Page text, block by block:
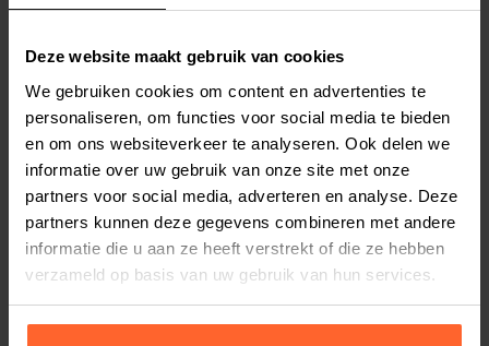
Deze website maakt gebruik van cookies
We gebruiken cookies om content en advertenties te
personaliseren, om functies voor social media te bieden
en om ons websiteverkeer te analyseren. Ook delen we
informatie over uw gebruik van onze site met onze
partners voor social media, adverteren en analyse. Deze
partners kunnen deze gegevens combineren met andere
informatie die u aan ze heeft verstrekt of die ze hebben
verzameld op basis van uw gebruik van hun services.
waardoor uw grote vriend zich niet snel zal
toevoeging eend. Dit zorgt voor een echte
smaakexplosie voor jouw hond. Deze
hondensnack kan worden gegeven als beloning
of gewoon als tussendoortje.
Inhoud: 2x 45 (!!) cm.
Gewicht ongeveer 200 gram.
Lees meer
Productspecificaties
Stel uw bestelherinnering in:(2 weken)
Elke
2 weken
Elke
Elke
6 weken
Elke
8 weken
Elke
10 weken
Elke
12 weken